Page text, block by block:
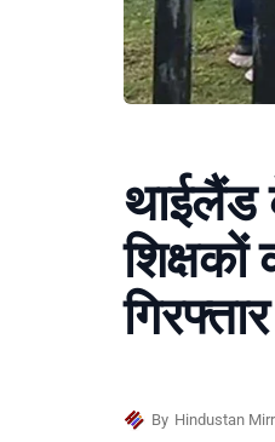
थाईलैंड
गिरफ्तार
By Hindustan